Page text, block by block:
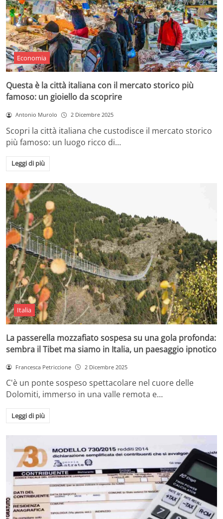
Economia
Questa è la città italiana con il mercato storico più
famoso: un gioiello da scoprire
Antonio Murolo 2 Dicembre 2025
Scopri la città italiana che custodisce il mercato storico
più famoso: un luogo ricco di…
Leggi di più
Italia
La passerella mozzafiato sospesa su una gola profonda:
sembra il Tibet ma siamo in Italia, un paesaggio ipnotico
Francesca Petriccione 2 Dicembre 2025
C'è un ponte sospeso spettacolare nel cuore delle
Dolomiti, immerso in una valle remota e…
Leggi di più